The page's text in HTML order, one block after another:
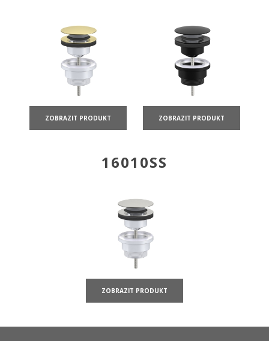
ZOBRAZIT PRODUKT ZOBRAZIT PRODUKT
16010SS
ZOBRAZIT PRODUKT